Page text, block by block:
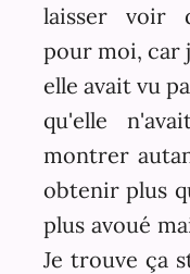
laisser voir
pour moi, car
elle avait vu
qu'elle
montrer
obtenir plus
plus avoué
Je trouve ça